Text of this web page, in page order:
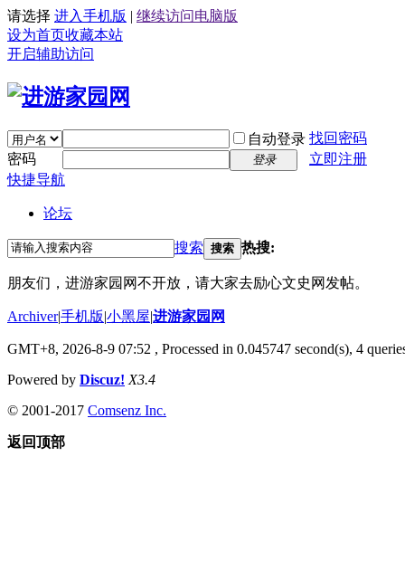
请选择 进入手机版 | 继续访问电脑版
设为首页收藏本站
开启辅助访问
自动登录 找回密码
密码
登录
立即注册
快捷导航
论坛
搜索 搜索 热搜:
朋友们，进游家园网不开放，请大家去励心文史网发帖。
Archiver|手机版|小黑屋|进游家园网
GMT+8, 2026-8-9 07:52 , Processed in 0.045747 second(s), 4
Powered by Discuz! X3.4
© 2001-2017 Comsenz Inc.
返回顶部